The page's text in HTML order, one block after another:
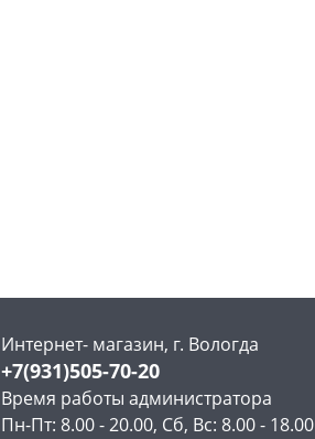
Интернет- магазин, г. Вологда
+7(931)505-70-20
Время работы администратора
Пн-Пт: 8.00 - 20.00, Сб, Вс: 8.00 - 18.00
раз в 2 недели